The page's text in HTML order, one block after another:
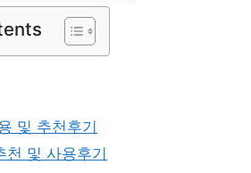
및 추천후기
천 및 사용후기